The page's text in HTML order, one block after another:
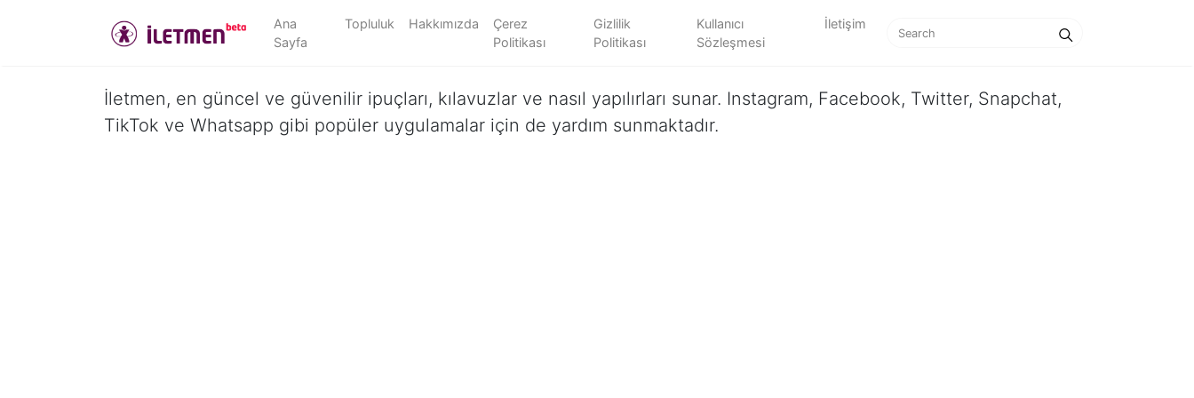
Ana
Sayfa
Topluluk Hakkımızda
Çerez
Politikası
Gizlilik
Politikası
Kullanıcı
Sözleşmesi
İletişim
İletmen, en güncel ve güvenilir ipuçları, kılavuzlar ve nasıl yapılırları sunar. Instagram, Facebook, Twitter, Snapchat,
TikTok ve Whatsapp gibi popüler uygulamalar için de yardım sunmaktadır.